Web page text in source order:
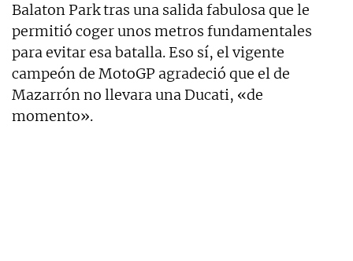
Balaton Park tras una salida fabulosa que le
permitió coger unos metros fundamentales
para evitar esa batalla. Eso sí, el vigente
campeón de MotoGP agradeció que el de
Mazarrón no llevara una Ducati, «de
momento».